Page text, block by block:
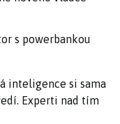
s powerbankou
inteligence si sama
Experti nad tím